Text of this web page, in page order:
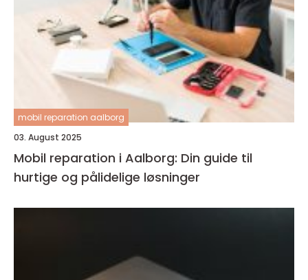
mobil reparation aalborg
03. August 2025
Mobil reparation i Aalborg: Din guide til
hurtige og pålidelige løsninger